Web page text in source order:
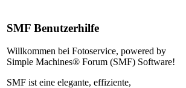
SMF Benutzerhilfe
Willkommen bei Fotoservice, powered by
Simple Machines® Forum (SMF) Software!
SMF ist eine elegante, effiziente,